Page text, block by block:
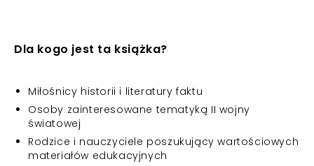
Dla kogo jest ta książka?
Miłośnicy historii i literatury faktu
Osoby zainteresowane tematyką II wojny
światowej
Rodzice i nauczyciele poszukujący wartościowych
materiałów edukacyjnych